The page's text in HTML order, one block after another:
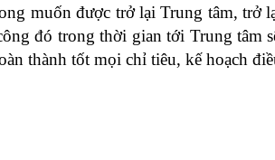
muốn được trở lại Trung tâm, trở
đó trong thời gian tới Trung tâm
thành tốt mọi chỉ tiêu, kế hoạch